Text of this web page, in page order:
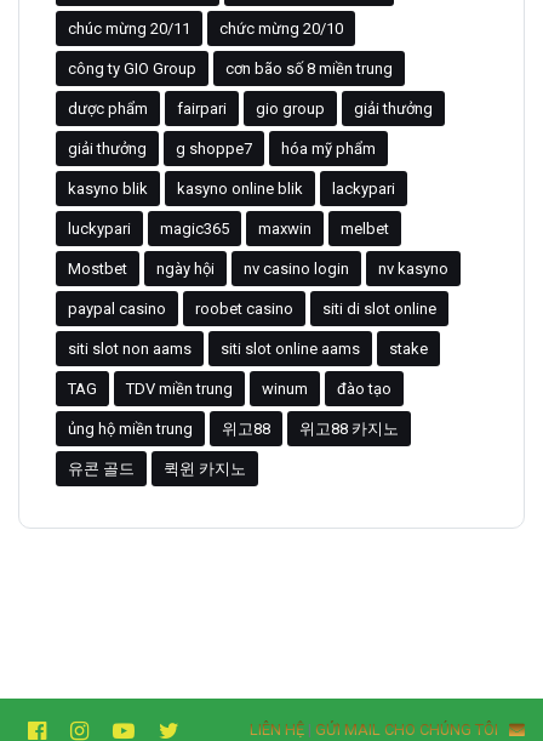
chúc mừng 20/11 chức mừng 20/10
công ty GIO Group cơn bão số 8 miền trung
dược phẩm fairpari gio group giải thưởng
giải thưởng g shoppe7 hóa mỹ phẩm
kasyno blik kasyno online blik lackypari
luckypari magic365 maxwin melbet
Mostbet ngày hội nv casino login nv kasyno
paypal casino roobet casino siti di slot online
siti slot non aams siti slot online aams stake
TAG TDV miền trung winum đào tạo
ủng hộ miền trung 위고88 위고88 카지노
유콘 골드 퀵윈 카지노
LIÊN HỆ | GỬI MAIL CHO CHÚNG TÔI